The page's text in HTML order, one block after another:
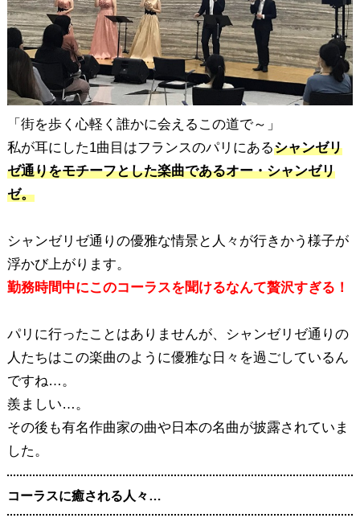
「街を歩く心軽く誰かに会えるこの道で～」
私が耳にした1曲目はフランスのパリにあるシャンゼリ
ゼ通りをモチーフとした楽曲であるオー・シャンゼリ
ゼ。
シャンゼリゼ通りの優雅な情景と人々が行きかう様子が
浮かび上がります。
勤務時間中にこのコーラスを聞けるなんて贅沢すぎる！
パリに行ったことはありませんが、シャンゼリゼ通りの
人たちはこの楽曲のように優雅な日々を過ごしているん
ですね…。
羨ましい…。
その後も有名作曲家の曲や日本の名曲が披露されていま
した。
コーラスに癒される人々…